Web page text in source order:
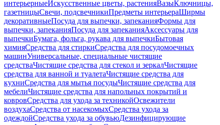
интерьерныеИскусственные цветы, растенияВазыКлючницы,
газетницыСвечи, подсвечникиПредметы интерьераШирмы
декоративныеПосуда для выпечки, запеканияФормы для
выпечки, запеканияПосуда для запеканияАксессуары для
выпечкиБумага, фольга, рукава для выпечкиБытовая
химияСредства для стиркиСредства для посудомоечных
машинУниверсальные, специальные чистящие
средстваЧистящие средства для стекол и зеркалЧистящие
средства для ванной и туалетаЧистящие средства для
кухниСредства для мытья посудыЧистящие средства для
мебелиЧистящие средства для напольных покрытий и
ковровСредства для ухода за техникойОсвежители
воздухаСредства от насекомыхСредства ухода за
одеждойСредства ухода за обувьюДезинфицирующие